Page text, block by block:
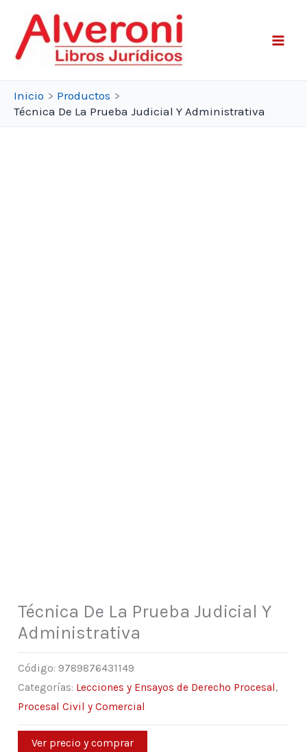
contenido
Inicio
Productos
Técnica De La Prueba Judicial Y Administrativa
Técnica De La Prueba Judicial Y
Administrativa
Código: 9789876431149
Categorías: Lecciones y Ensayos de Derecho Procesal,
Procesal Civil y Comercial
Ver precio y comprar